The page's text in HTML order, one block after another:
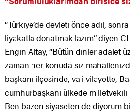
“Türkiye’de devleti önce adil,
liyakatla donatmak lazım” diyen
Engin Altay, “Bütün dinler adalet
zaman her konuda siz
başkanı ilçesinde, vali vilayette,
cumhurbaşkanı ülkede
Ben bazen siyaseten de diyorum